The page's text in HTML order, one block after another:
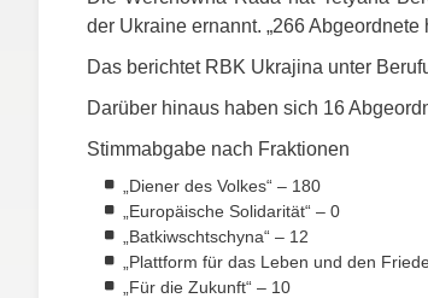
der Ukraine ernannt. „266 Abgeordnete
Das berichtet RBK Ukrajina unter
Darüber hinaus haben sich 16
Stimmabgabe nach Fraktionen
„Diener des Volkes“ – 180
„Europäische Solidarität“ – 0
„Batkiwschtschyna“ – 12
„Plattform für das Leben und den
„Für die Zukunft“ – 10